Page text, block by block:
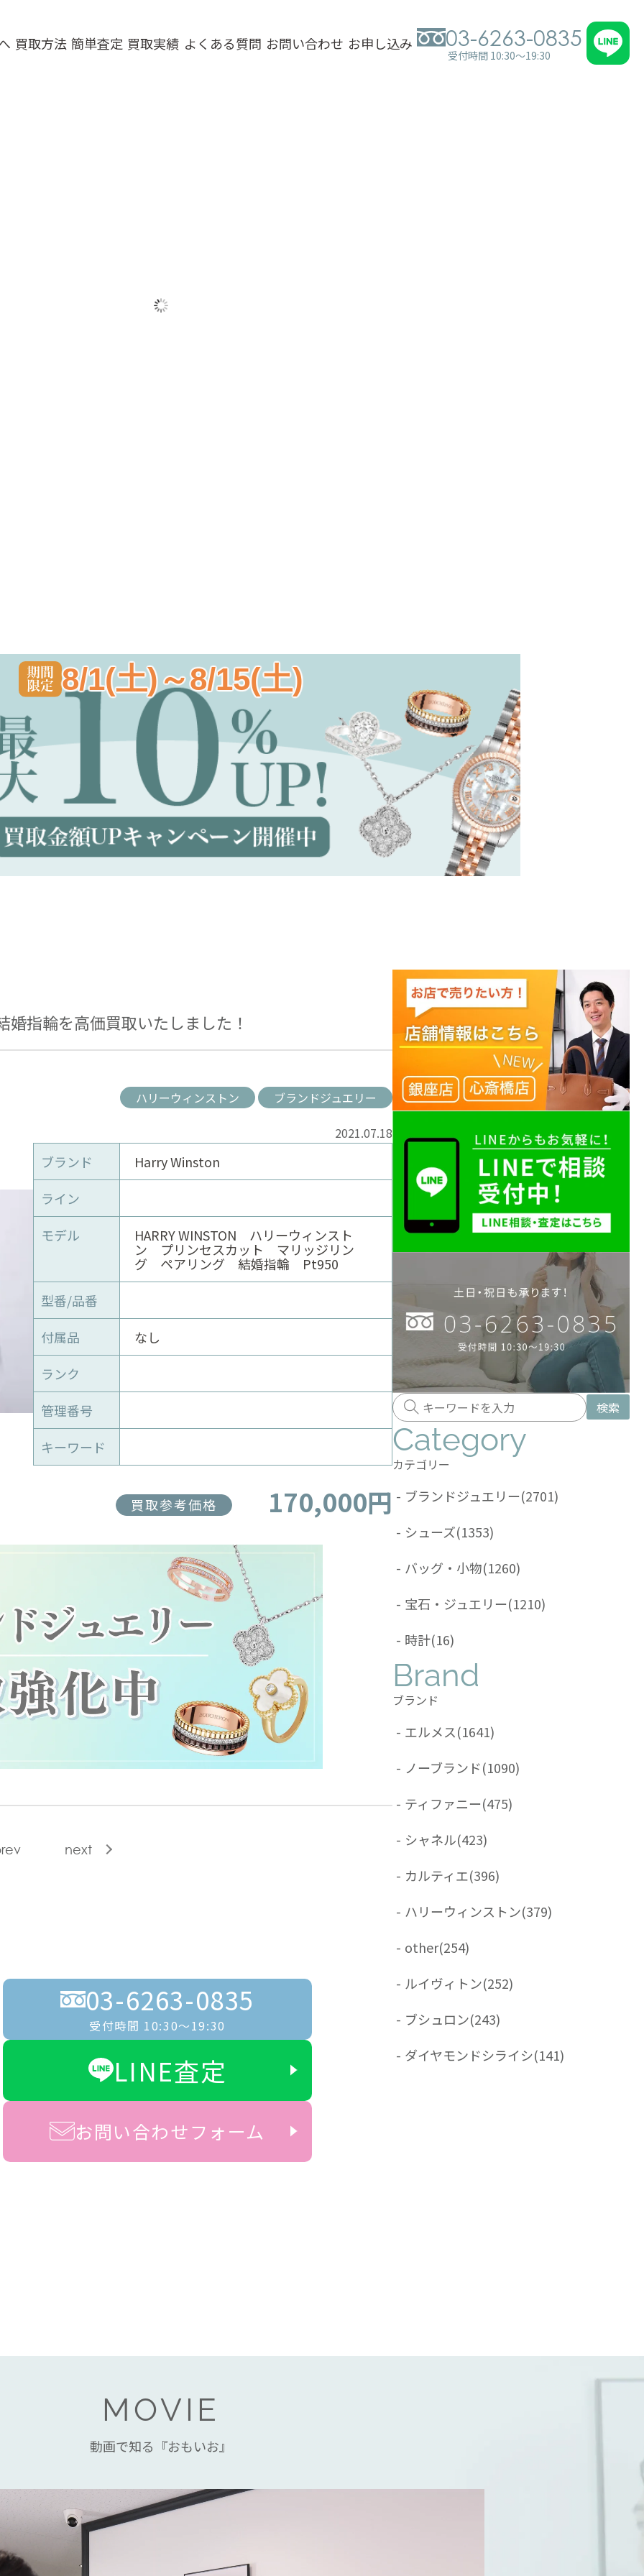
買取方法 簡単査定 買取実績 よくある質問 お問い合わせ お申し込み 03-6263-0835
受付時間 10:30～19:30
8/1(土)～8/15(土)
指輪を高価買取いたしました！
ハリーウィンストン ブランドジュエリー
2021.07.18
ブランド
Harry Winston
ライン
モデル
HARRY WINSTON ハリーウィンスト
ン プリンセスカット マリッジリン
グ ペアリング 結婚指輪 Pt950
型番/品番
付属品
なし
ランク
管理番号
キーワード
買取参考価格 170,000円
next
03-6263-0835
受付時間 10:30〜19:30
LINE査定
お問い合わせフォーム
検索
Category
カテゴリー
- ブランドジュエリー(2701)
- シューズ(1353)
- バッグ・小物(1260)
- 宝石・ジュエリー(1210)
- 時計(16)
Brand
ブランド
- エルメス(1641)
- ノーブランド(1090)
- ティファニー(475)
- シャネル(423)
- カルティエ(396)
- ハリーウィンストン(379)
- other(254)
- ルイヴィトン(252)
- ブシュロン(243)
- ダイヤモンドシライシ(141)
MOVIE
動画で知る『おもいお』